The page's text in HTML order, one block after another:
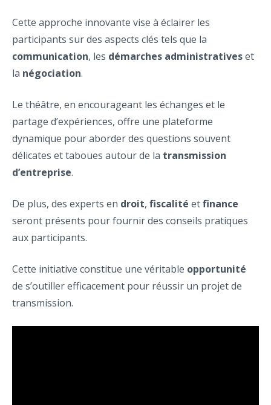
Cette approche innovante vise à éclairer les
participants sur des aspects clés tels que la
communication, les démarches administrativeset
la négociation.
Le théâtre, en encourageant les échanges et le
partage d’expériences, offre une plateforme
dynamique pour aborder des questions souvent
délicates et taboues autour de la transmission
d’entreprise.
De plus, des experts en droit, fiscalité etfinance
seront présents pour fournir des conseils pratiques
aux participants.
Cette initiative constitue une véritable opportunité
de s’outiller efficacement pour réussir un projet de
transmission.